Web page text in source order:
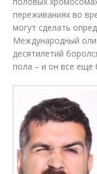
переживаниях во
могут сделать
Международный
десятилетий
пола – и он все еще